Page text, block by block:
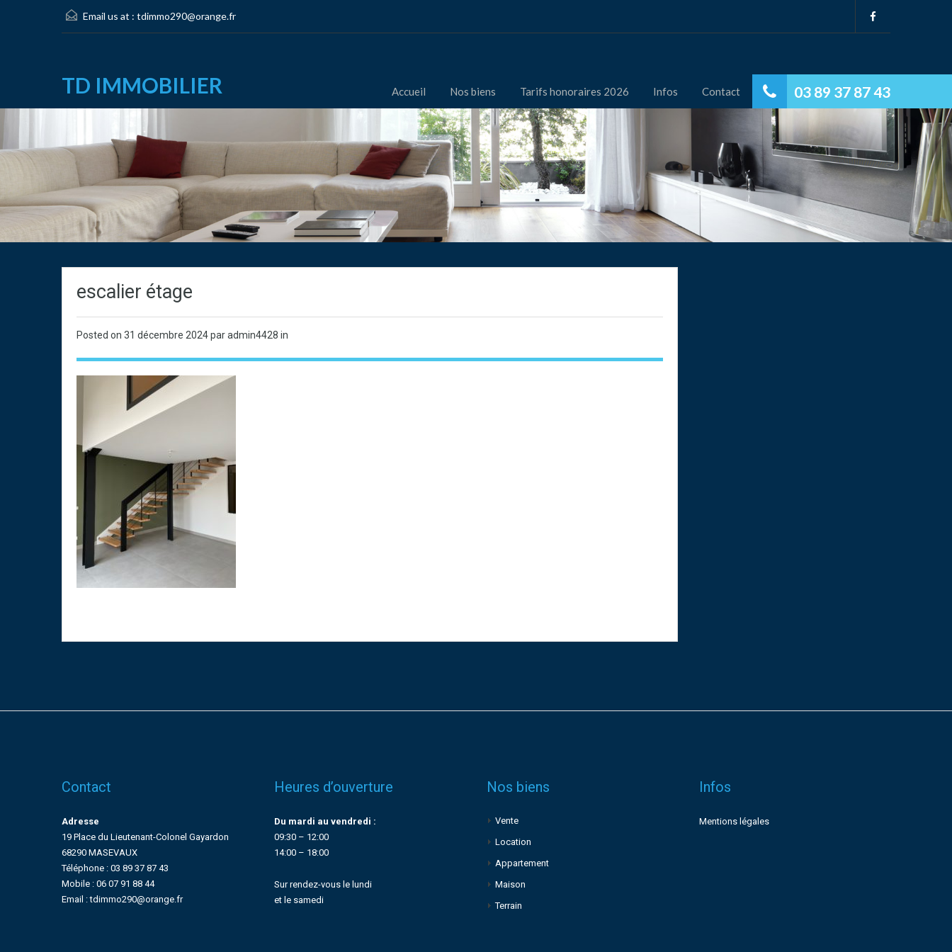
Email us at : tdimmo290@orange.fr
TD IMMOBILIER 03 89 37 87 43
Accueil Nos biens Tarifs honoraires 2026 Infos Contact
escalier étage
Posted on 31 décembre 2024par admin4428 in
Contact
Adresse
19 Place du Lieutenant-Colonel Gayardon
68290 MASEVAUX
Téléphone : 03 89 37 87 43
Mobile : 06 07 91 88 44
Email : tdimmo290@orange.fr
Heures d’ouverture
Du mardi au vendredi :
09:30 – 12:00
14:00 – 18:00
Sur rendez-vous le lundi
et le samedi
Nos biens
Vente
Location
Appartement
Maison
Terrain
Infos
Mentions légales